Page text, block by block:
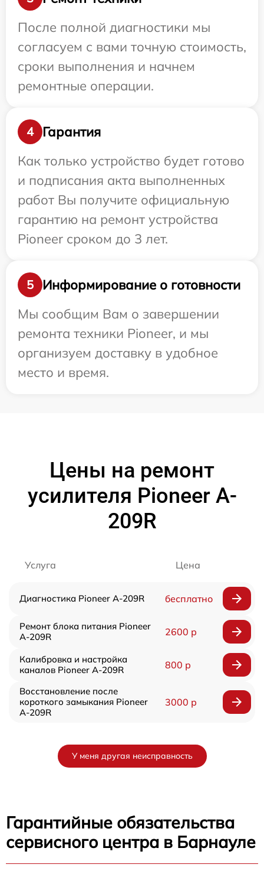
После полной диагностики мы
согласуем с вами точную стоимость,
сроки выполнения и начнем
ремонтные операции.
4
Гарантия
Как только устройство будет готово
и подписания акта выполненных
работ Вы получите официальную
гарантию на ремонт устройства
Pioneer сроком до 3 лет.
5
Информирование о готовности
Мы сообщим Вам о завершении
ремонта техники Pioneer, и мы
организуем доставку в удобное
место и время.
Цены на ремонт
усилителя Pioneer A-
209R
Услуга Цена
Диагностика Pioneer A-209R бесплатно
Ремонт блока питания Pioneer
A-209R
2600 р
Калибровка и настройка
каналов Pioneer A-209R
800 р
Восстановление после
короткого замыкания Pioneer
A-209R
3000 р
У меня другая неисправность
Гарантийные обязательства
сервисного центра в Барнауле